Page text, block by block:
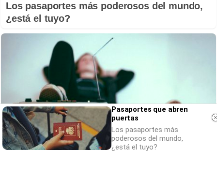
Los pasaportes más poderosos del mundo,
¿está el tuyo?
Pasaportes que abren
puertas
Los pasaportes más
poderosos del mundo,
¿está el tuyo?